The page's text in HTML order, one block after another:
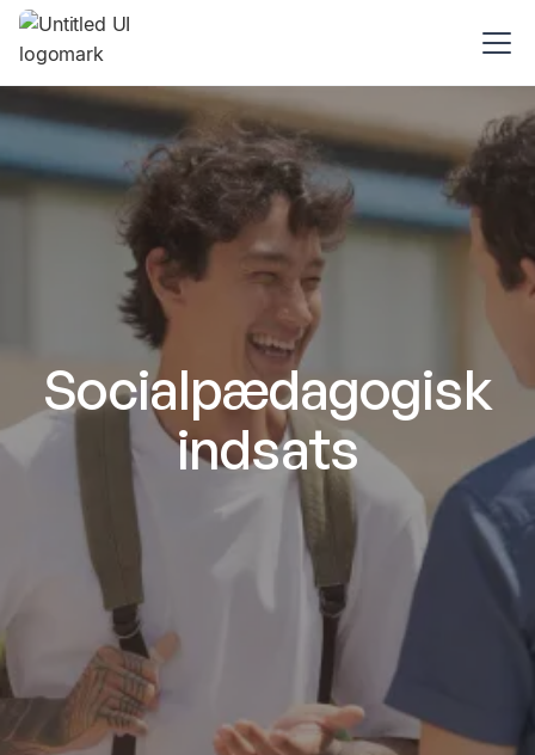
Socialpædagogisk
indsats